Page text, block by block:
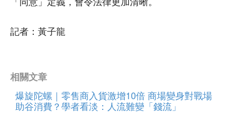
記者：黃子龍
相關文章
爆旋陀螺｜零售商入貨激增10倍 商場變身對戰場
助谷消費？學者看淡：人流難變「錢流」